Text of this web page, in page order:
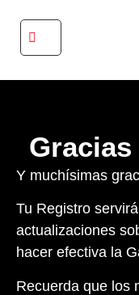
Y muchísimas
Tu Registro
actualizaciones
hacer efectiva la
Recuerda que los